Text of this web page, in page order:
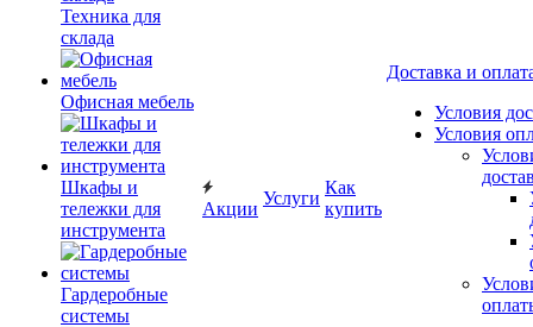
Техника для
склада
Офисная мебель
Шкафы и
тележки для
инструмента
Гардеробные
системы
Акции
Услуги
Как
купить
Доставка и
Условия
Условия